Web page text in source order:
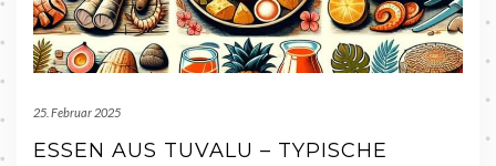
25. Februar 2025
ESSEN AUS TUVALU – TYPISCHE